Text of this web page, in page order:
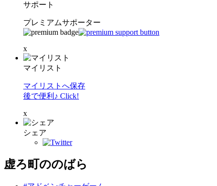
サポート
プレミアムサポーター
x
マイリスト
マイリストへ保存
後で便利♪ Click!
x
シェア
虚ろ町ののばら